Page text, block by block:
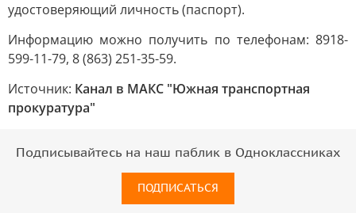
удостоверяющий личность (паспорт).
Информацию можно получить по телефонам: 8918-
599-11-79, 8 (863) 251-35-59.
Источник: Канал в МАКС "Южная транспортная
прокуратура"
Подписывайтесь на наш паблик в Одноклассниках
ПОДПИСАТЬСЯ